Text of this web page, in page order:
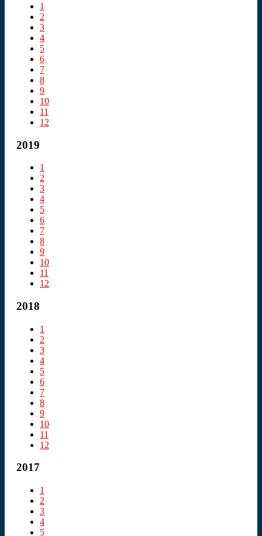
1
2
3
4
5
6
7
8
9
10
11
12
2019
1
2
3
4
5
6
7
8
9
10
11
12
2018
1
2
3
4
5
6
7
8
9
10
11
12
2017
1
2
3
4
5